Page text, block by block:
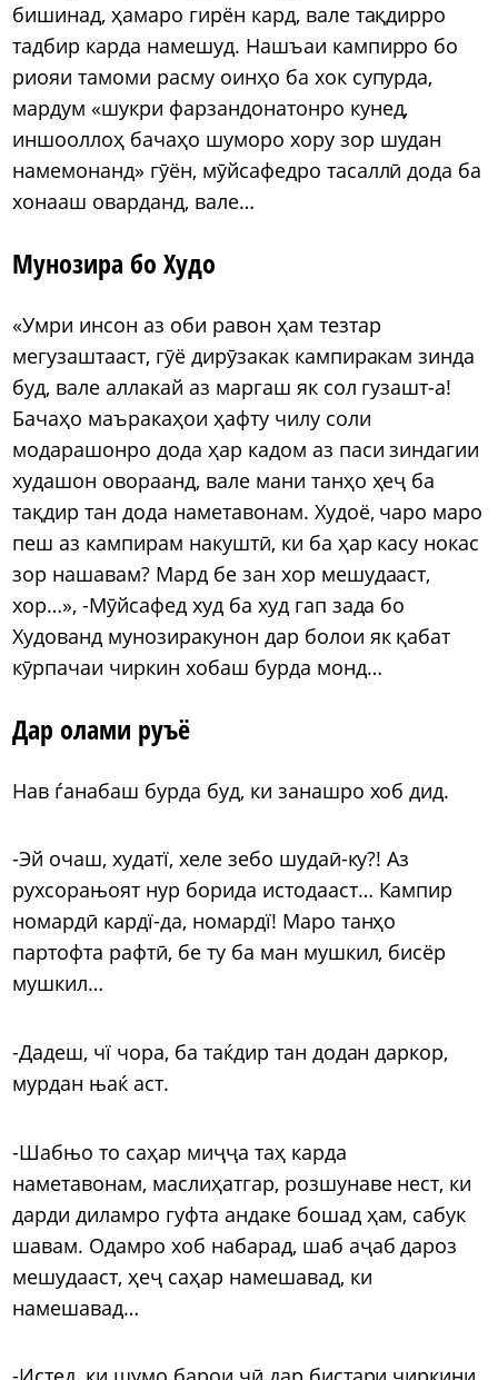
бишинад, ҳамаро гирён кард, вале тақдирро
тадбир карда намешуд. Нашъаи кампирро бо
риояи тамоми расму оинҳо ба хок супурда,
мардум «шукри фарзандонатонро кунед,
иншооллоҳ бачаҳо шуморо хору зор шудан
намемонанд» гӯён, мӯйсафедро тасаллӣ дода ба
хонааш оварданд, вале…
Мунозира бо Худо
«Умри инсон аз оби равон ҳам тезтар
мегузаштааст, гӯё дирӯзакак кампиракам зинда
буд, вале аллакай аз маргаш як сол гузашт-а!
Бачаҳо маъракаҳои ҳафту чилу соли
модарашонро дода ҳар кадом аз паси зиндагии
худашон овораанд, вале мани танҳо ҳеҷ ба
тақдир тан дода наметавонам. Худоё, чаро маро
пеш аз кампирам накуштӣ, ки ба ҳар касу нокас
зор нашавам? Мард бе зан хор мешудааст,
хор…», -Мӯйсафед худ ба худ гап зада бо
Худованд мунозиракунон дар болои як қабат
кӯрпачаи чиркин хобаш бурда монд…
Дар олами руъё
Нав ѓанабаш бурда буд, ки занашро хоб дид.
-Эй очаш, худатї, хеле зебо шудаӣ-ку?! Аз
рухсорањоят нур борида истодааст… Кампир
номардӣ кардї-да, номардї! Маро танҳо
партофта рафтӣ, бе ту ба ман мушкил, бисёр
мушкил…
-Дадеш, чї чора, ба таќдир тан додан даркор,
мурдан њаќ аст.
-Шабњо то саҳар миҷҷа таҳ карда
наметавонам, маслиҳатгар, розшунаве нест, ки
дарди диламро гуфта андаке бошад ҳам, сабук
шавам. Одамро хоб набарад, шаб аҷаб дароз
мешудааст, ҳеҷ саҳар намешавад, ки
намешавад…